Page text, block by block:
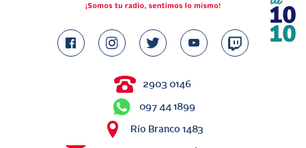
2903 0146
097 44 1899
Río Branco 1483